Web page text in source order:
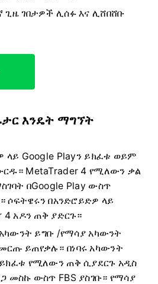
ጊዜ ገበታዎች ሊሰፉ እና ሊሸበሸቡ
እንዴት ማግኘት
ላይ Google Playን ይክፈቱ ወይም
MetaTrader 4 የሚለውን ቃል
በGoogle Play ውስጥ
ሶፍትዌሩን በአንድሮይድዎ ላይ
4 አዶን ጠቅ ያድርጉ።
አካውንት ይግቡ /የማሳያ አካውንት
ይጠየቃሉ። በነባሩ አካውንት
የሚለውን ጠቅ ሲያደርጉ አዲስ
መስኩ ውስጥ FBS ያስገቡ። የማሳያ